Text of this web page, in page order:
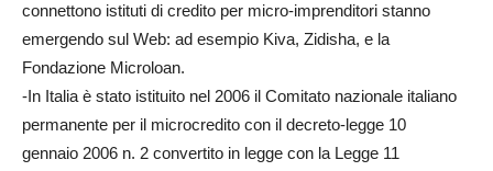
connettono istituti di credito per micro-imprenditori stanno
emergendo sul Web: ad esempio Kiva, Zidisha, e la
Fondazione Microloan.
-In Italia è stato istituito nel 2006 il Comitato nazionale italiano
permanente per il microcredito con il decreto-legge 10
gennaio 2006 n. 2 convertito in legge con la Legge 11